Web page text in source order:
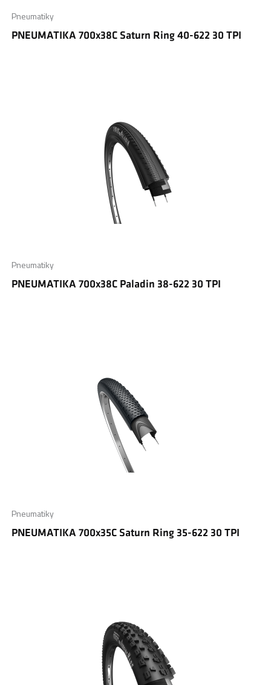
Pneumatiky
PNEUMATIKA 700x38C Saturn Ring 40-622 30 TPI
Pneumatiky
PNEUMATIKA 700x38C Paladin 38-622 30 TPI
Pneumatiky
PNEUMATIKA 700x35C Saturn Ring 35-622 30 TPI